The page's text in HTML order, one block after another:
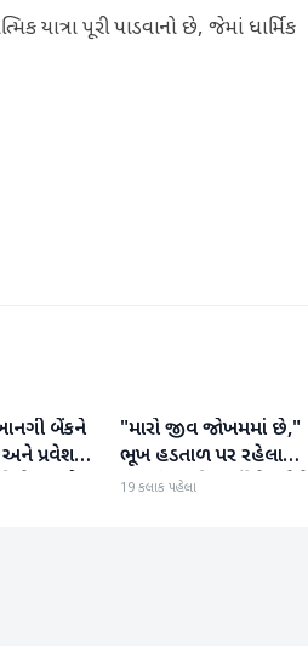
યાત્રા પૂરી પાડવાનો છે, જેમાં ધાર્મિક
બેંકને
અને પ્રવેશ
જાણો
રાષ્ટ્રીય
"મારો જીવ જોખમમાં છે,"
ભૂખ હડતાળ પર રહેલા
ઝારખંડના વિદ્યાર્થી નેતા દેવેન્દ્ર
19 કલાક પહેલા